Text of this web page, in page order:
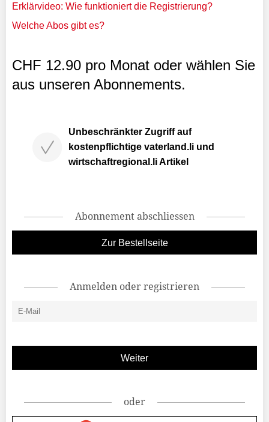
Erklärvideo: Wie funktioniert die Registrierung?
Welche Abos gibt es?
CHF 12.90 pro Monat oder wählen Sie
aus unseren Abonnements.
Unbeschränkter Zugriff auf
kostenpflichtige vaterland.li und
wirtschaftregional.li Artikel
Abonnement abschliessen
Zur Bestellseite
Anmelden oder registrieren
oder